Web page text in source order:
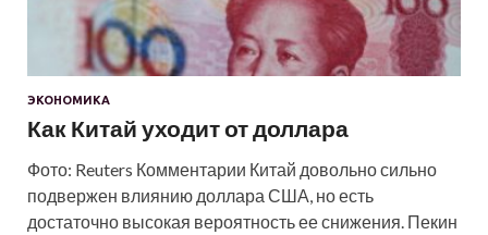
ЭКОНОМИКА
Как Китай уходит от доллара
Фото: Reuters Комментарии Китай довольно сильно
подвержен влиянию доллара США, но есть
достаточно высокая вероятность ее снижения. Пекин